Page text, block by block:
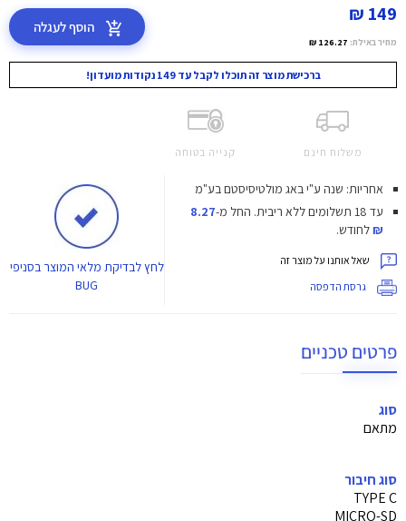
149 ₪
מחיר באילת: 126.27 ₪
הוסף לעגלה
ברכישת מוצר זה תוכלו לקבל עד 149 נקודות מועדון!
משלוח חינם קנייה בטוחה
אחריות: שנה ע"י באג מולטיסיסטם בע"מ
עד 18 תשלומים ללא ריבית.
החל מ-8.27
₪לחודש.
שאל אותנו על מוצר זה
גרסת הדפסה
לחץלבדיקת מלאי המוצר בסניפי
BUG
פרטים טכניים
סוג
מתאם
סוג חיבור
TYPE C
MICRO-SD